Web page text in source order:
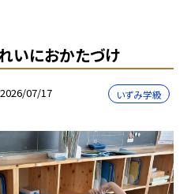
いにおかたづけ
2026/07/17 いずみ学級